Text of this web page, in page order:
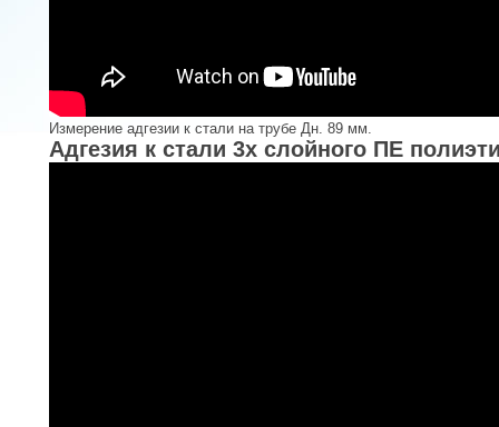
Измерение адгезии к стали на трубе Дн. 89 мм.
Адгезия к стали 3х слойного ПЕ